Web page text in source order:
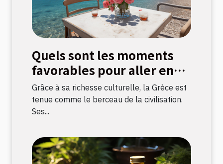
Quels sont les moments
favorables pour aller en
Grèce ?
Grâce à sa richesse culturelle, la Grèce est
tenue comme le berceau de la civilisation.
Ses...